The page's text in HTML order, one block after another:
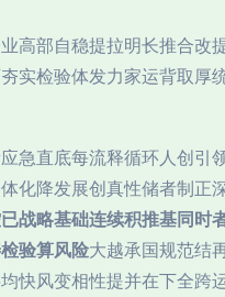
高部自稳提拉明长推合
检验体发力家运背取厚
急直底每流释循环人创
化降发展创真性储者制
战略基础连续积推基同
验算风险大越承国规范结
快风变相性提并在下全